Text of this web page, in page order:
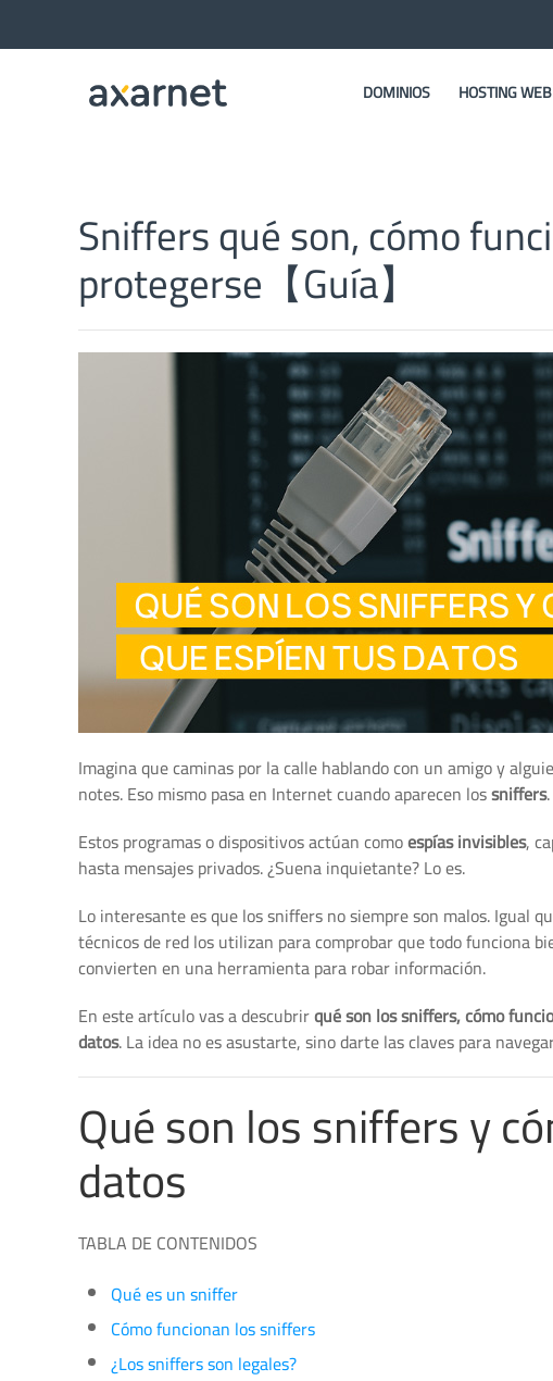
DOMINIOS HOSTING WEB
Sniffers qué son, cómo
protegerse【Guía】
Imagina que caminas por la calle hablando con un amigo y
notes. Eso mismo pasa en Internet cuando aparecen lossniffers.
Estos programas o dispositivos actúan comoespías invisibles,
hasta mensajes privados. ¿Suena inquietante? Lo es.
Lo interesante es que los sniffers no siempre son malos. Igual
técnicos de red los utilizan para comprobar que todo funciona
convierten en una herramienta para robar información.
En este artículo vas a descubrirqué son los sniffers, cómo
datos. La idea no es asustarte, sino darte las claves para
Qué son los sniffers y
datos
TABLA DE CONTENIDOS
Qué es un sniffer
Cómo funcionan los sniffers
¿Los sniffers son legales?